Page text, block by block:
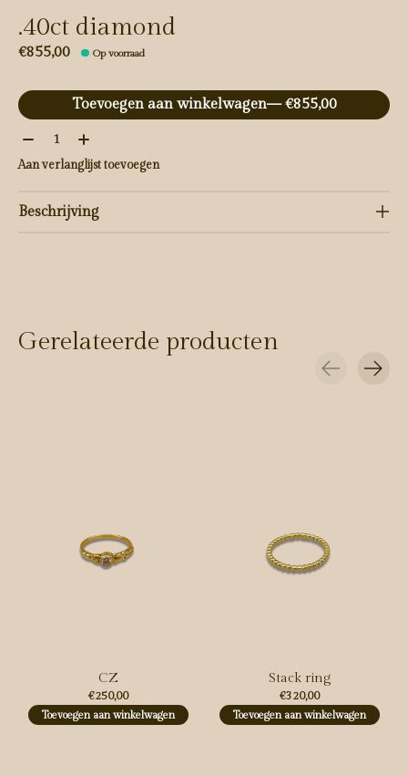
.40ct diamond
€855,00 Op voorraad
Toevoegen aan winkelwagen
— €855,00
Aantal:
Aan verlanglijst toevoegen
Beschrijving
Gerelateerde producten
CZ
€250,00
Toevoegen aan winkelwagen
Stack ring
€320,00
Toevoegen aan winkelwagen